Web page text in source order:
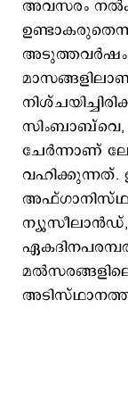
അവസരം
സിംബാബ്‌വെ,
ചേര്‍ന്നാണ്
വഹിക്കുന്നത്.
ന്യൂസീലാന്‍ഡ്,